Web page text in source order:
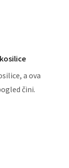
a ova
čini.